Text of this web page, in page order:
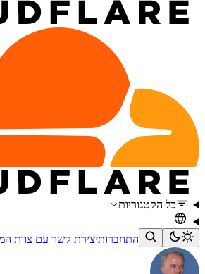
כל הקטגוריות
התחברותיצירת קשר עם צוות